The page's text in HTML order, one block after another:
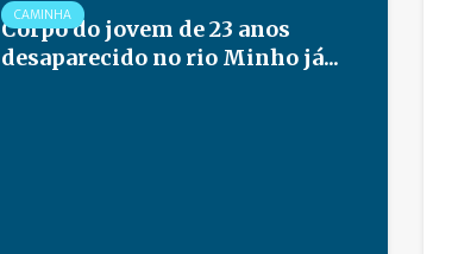
CAMINHA
Corpo do jovem de 23 anos
desaparecido no rio Minho já...